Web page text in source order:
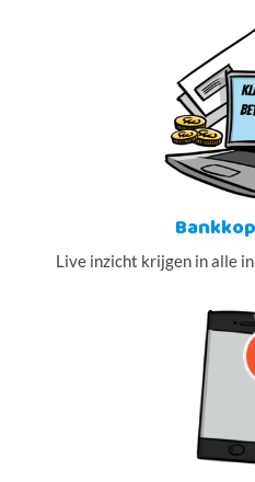
Live inzicht krijgen in alle